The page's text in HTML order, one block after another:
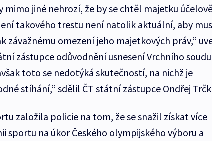
mimo jiné nehrozí, že by se chtěl majetku
takového trestu není natolik aktuální, aby
závažnému omezení jeho majetkových práv,“
zástupce odůvodnění usnesení Vrchního
toto se nedotýká skutečností, na nichž je
stíhání,“ sdělil ČT státní zástupce Ondřej
založila policie na tom, že se snažil získat více
sportu na úkor Českého olympijského výboru a